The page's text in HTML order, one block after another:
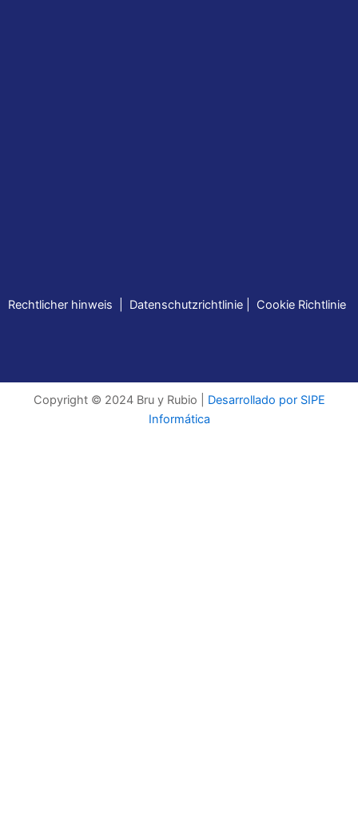
Rechtlicher hinweis Datenschutzrichtlinie Cookie Richtlinie
Copyright © 2024 Bru y Rubio | Desarrollado por SIPE
Informática